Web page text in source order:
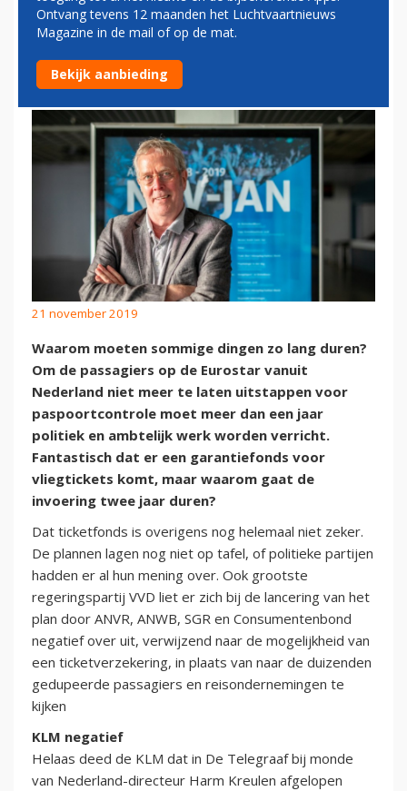
JAN LOKHOFF: KLM EN VVD
NEGATIEF OVER
TICKETFONDS: JAMMER!
21 november 2019
Waarom moeten sommige dingen zo lang duren?
Om de passagiers op de Eurostar vanuit
Nederland niet meer te laten uitstappen voor
paspoortcontrole moet meer dan een jaar
politiek en ambtelijk werk worden verricht.
Fantastisch dat er een garantiefonds voor
vliegtickets komt, maar waarom gaat de
invoering twee jaar duren?
Dat ticketfonds is overigens nog helemaal niet zeker.
De plannen lagen nog niet op tafel, of politieke partijen
hadden er al hun mening over. Ook grootste
regeringspartij VVD liet er zich bij de lancering van het
plan door ANVR, ANWB, SGR en Consumentenbond
negatief over uit, verwijzend naar de mogelijkheid van
een ticketverzekering, in plaats van naar de duizenden
gedupeerde passagiers en reisondernemingen te
kijken
KLM negatief
Helaas deed de KLM dat in De Telegraaf bij monde
van Nederland-directeur Harm Kreulen afgelopen
Ontvang tevens 12 maanden het Luchtvaartnieuws
Magazine in de mail of op de mat.
Bekijk aanbieding